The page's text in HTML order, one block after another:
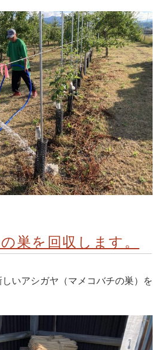
巣を回収します。
いアシガヤ（マメコバチの巣）を